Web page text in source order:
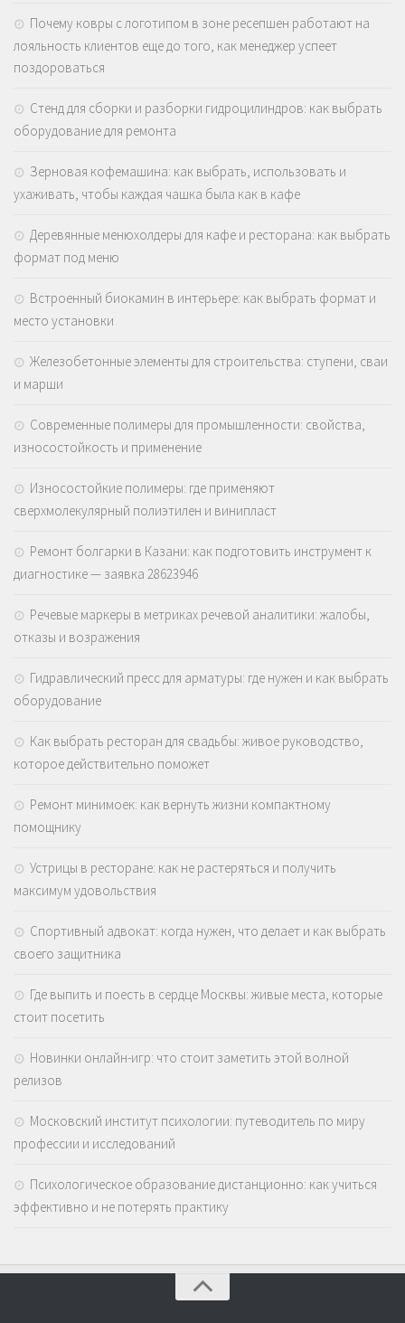
Почему ковры с логотипом в зоне ресепшен работают на
лояльность клиентов еще до того, как менеджер успеет
поздороваться
Стенд для сборки и разборки гидроцилиндров: как выбрать
оборудование для ремонта
Зерновая кофемашина: как выбрать, использовать и
ухаживать, чтобы каждая чашка была как в кафе
Деревянные менюхолдеры для кафе и ресторана: как выбрать
формат под меню
Встроенный биокамин в интерьере: как выбрать формат и
место установки
Железобетонные элементы для строительства: ступени, сваи
и марши
Современные полимеры для промышленности: свойства,
износостойкость и применение
Износостойкие полимеры: где применяют
сверхмолекулярный полиэтилен и винипласт
Ремонт болгарки в Казани: как подготовить инструмент к
диагностике — заявка 28623946
Речевые маркеры в метриках речевой аналитики: жалобы,
отказы и возражения
Гидравлический пресс для арматуры: где нужен и как выбрать
оборудование
Как выбрать ресторан для свадьбы: живое руководство,
которое действительно поможет
Ремонт минимоек: как вернуть жизни компактному
помощнику
Устрицы в ресторане: как не растеряться и получить
максимум удовольствия
Спортивный адвокат: когда нужен, что делает и как выбрать
своего защитника
Где выпить и поесть в сердце Москвы: живые места, которые
стоит посетить
Новинки онлайн-игр: что стоит заметить этой волной
релизов
Московский институт психологии: путеводитель по миру
профессии и исследований
Психологическое образование дистанционно: как учиться
эффективно и не потерять практику